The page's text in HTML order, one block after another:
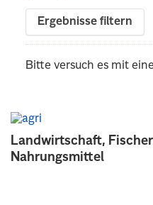
Landwirtschaft,
Nahrungsmittel
Ergebnisse filtern
Bitte versuch es mit